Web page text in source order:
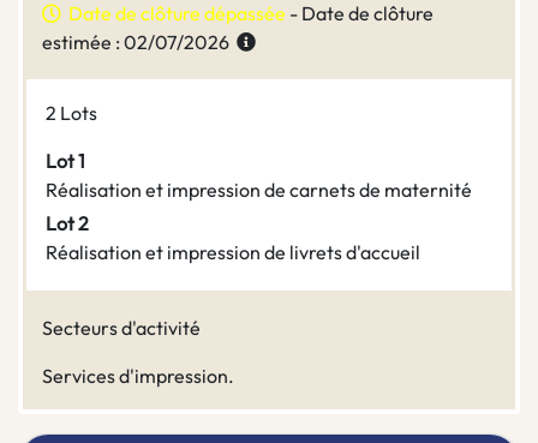
Date de clôture dépassée - Date de clôture
estimée : 02/07/2026
2 Lots
Lot 1
Réalisation et impression de carnets de maternité
Lot 2
Réalisation et impression de livrets d'accueil
Secteurs d'activité
Services d'impression.